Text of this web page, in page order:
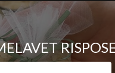
Nulstil